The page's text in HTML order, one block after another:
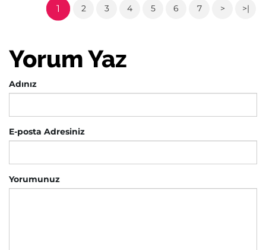
1 2 3 4 5 6 7 > >|
Yorum Yaz
Adınız
E-posta Adresiniz
Yorumunuz